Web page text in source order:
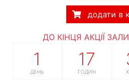
додати в
ДО КІНЦЯ АКЦІЇ
1
ДЕНЬ
17
ГОДИН